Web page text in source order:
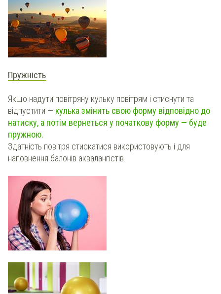
Пружність
Якщо надути повітряну кульку повітрям і стиснути та
відпустити — кулька змінить свою форму відповідно до
натиску, а потім вернеться у початкову форму — буде
пружною.
Здатність повітря стискатися використовують і для
наповнення балонів аквалангістів.